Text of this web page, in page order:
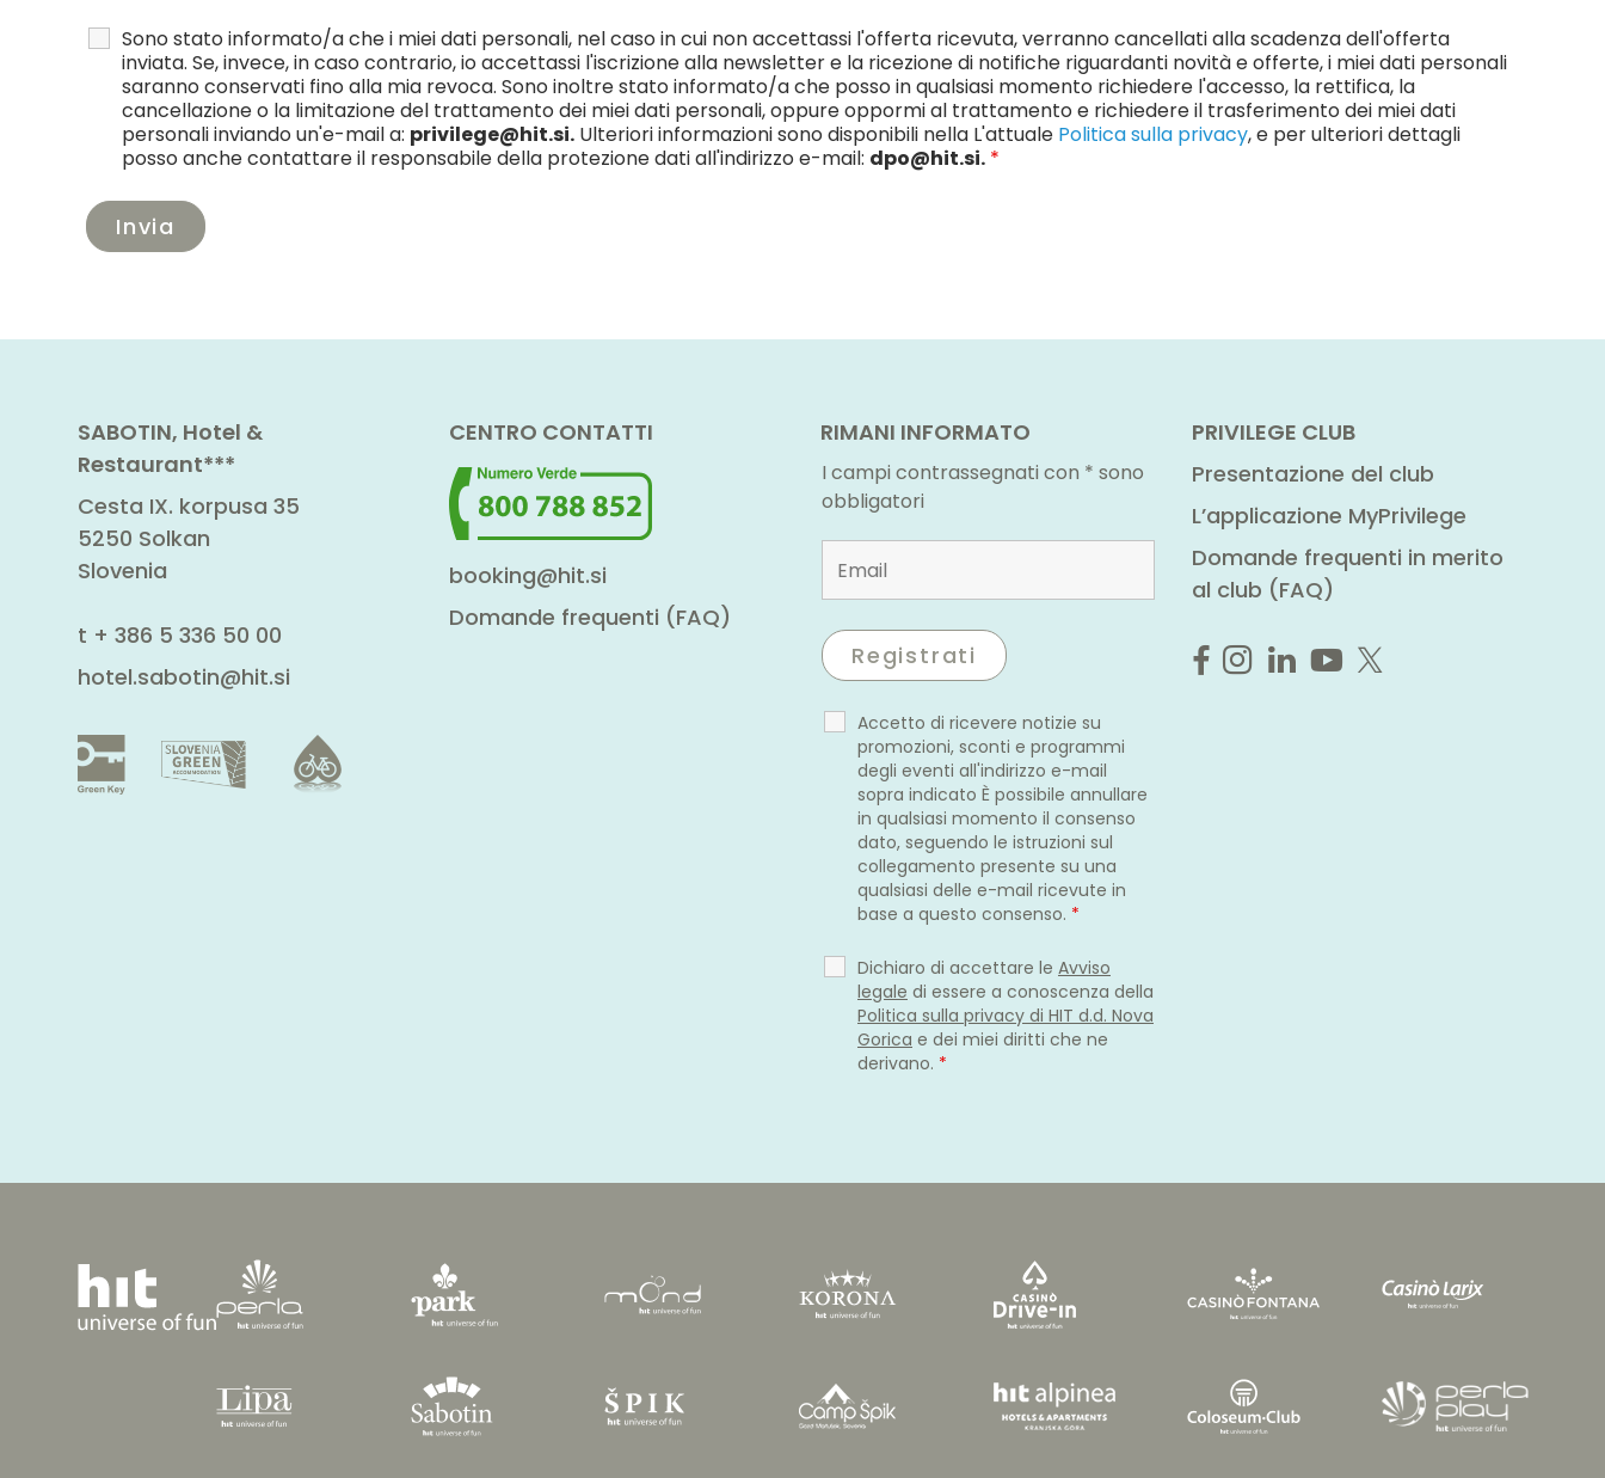
Sono stato informato/a che i miei dati personali, nel caso in cui non accettassi l'offerta ricevuta, verranno cancellati alla scadenza dell'offerta
inviata. Se, invece, in caso contrario, io accettassi l'iscrizione alla newsletter e la ricezione di notifiche riguardanti novità e offerte, i miei dati personali
saranno conservati fino alla mia revoca. Sono inoltre stato informato/a che posso in qualsiasi momento richiedere l'accesso, la rettifica, la
cancellazione o la limitazione del trattamento dei miei dati personali, oppure oppormi al trattamento e richiedere il trasferimento dei miei dati
personali inviando un'e-mail a: privilege@hit.si. Ulteriori informazioni sono disponibili nella L'attuale Politica sulla privacy, e per ulteriori dettagli
posso anche contattare il responsabile della protezione dati all'indirizzo e-mail: dpo@hit.si. *
SABOTIN, Hotel &
Restaurant***
Cesta IX. korpusa 35
5250 Solkan
Slovenia
t + 386 5 336 50 00
hotel.sabotin@hit.si
CENTRO CONTATTI
booking@hit.si
Domande frequenti (FAQ)
RIMANI INFORMATO
I campi contrassegnati con * sono
obbligatori
Accetto di ricevere notizie su
promozioni, sconti e programmi
degli eventi all'indirizzo e-mail
sopra indicato È possibile annullare
in qualsiasi momento il consenso
dato, seguendo le istruzioni sul
collegamento presente su una
qualsiasi delle e-mail ricevute in
base a questo consenso. *
Dichiaro di accettare le Avviso
legale di essere a conoscenza della
Politica sulla privacy di HIT d.d. Nova
Gorica e dei miei diritti che ne
derivano. *
PRIVILEGE CLUB
Presentazione del club
L’applicazione MyPrivilege
Domande frequenti in merito
al club (FAQ)